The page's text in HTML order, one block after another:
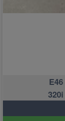
E46
320i